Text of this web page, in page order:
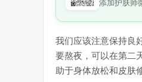
添加护肤师
我们应该注意保持良
要熬夜，可以在第二
助于身体放松和皮肤